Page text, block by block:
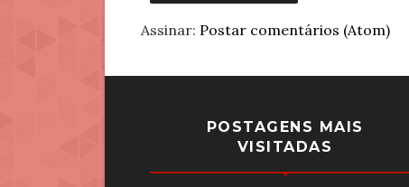
Assinar: Postar comentários (Atom)
POSTAGENS MAIS
VISITADAS